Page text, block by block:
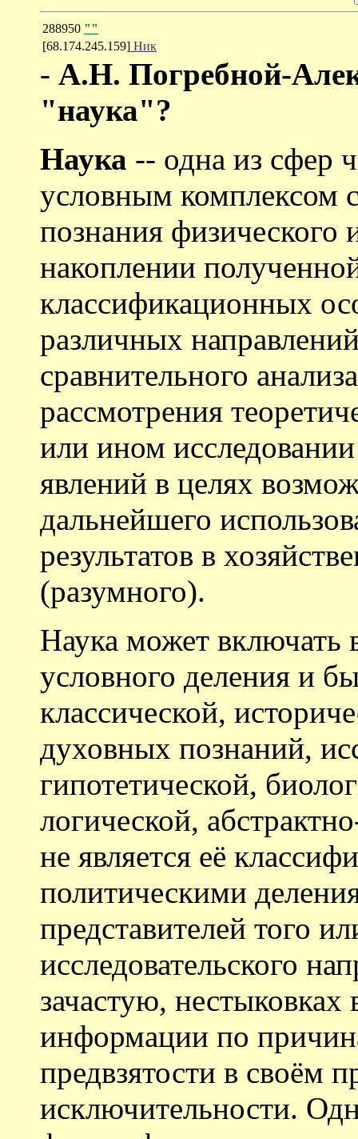
288950 ""
[68.174.245.159] Ник
- А.Н. Погребной-
"наука"?
Наука -- одна из сфер
условным комплексом
познания
накоплении
классификационных
различных
сравнительного
рассмотрения
или ином
явлений в целях
дальнейшего
результатов в
(разумного).
Наука может включать
условного деления и
классической,
духовных познаний,
гипотетической,
логической,
не является её
политическими
представителей того
исследовательского
зачастую,
информации по
предвзятости в своём
исключительности.